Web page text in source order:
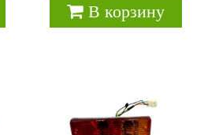
В корзину